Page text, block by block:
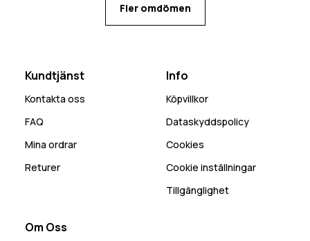
Fler omdömen
Kundtjänst
Kontakta oss
FAQ
Mina ordrar
Returer
Info
Köpvillkor
Dataskyddspolicy
Cookies
Cookie inställningar
Tillgänglighet
Om Oss